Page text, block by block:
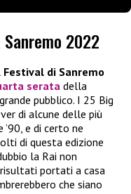
2022
Festival di Sanremo
serata della
pubblico. I 25 Big
di alcune delle più
’90, e di certo ne
di questa edizione
la Rai non
portati a casa
che siano